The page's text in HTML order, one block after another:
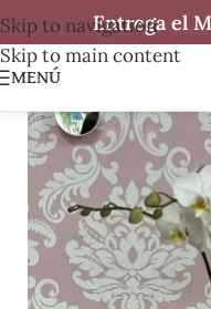
Skip to navigation
Skip to main content
Entrega el
MENÚ